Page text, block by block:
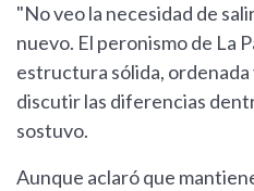
"No veo la necesidad de
nuevo. El peronismo de La
estructura sólida,
discutir las diferencias
sostuvo.
Aunque aclaró que